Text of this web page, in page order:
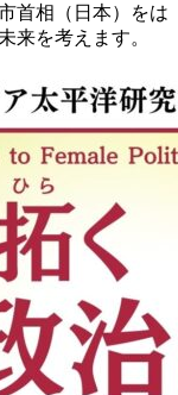
首相（日本）をは
来を考えます。